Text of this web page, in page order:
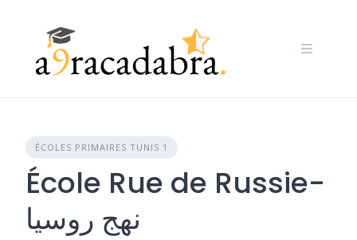
ÉCOLES PRIMAIRES TUNIS 1
École Rue de Russie-
نهج روسيا